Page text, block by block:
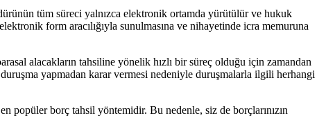
tüm süreci yalnızca elektronik ortamda yürütülür ve hukuk
form aracılığıyla sunulmasına ve nihayetinde icra memuruna
alacakların tahsiline yönelik hızlı bir süreç olduğu için zamandan
yapmadan karar vermesi nedeniyle duruşmalarla ilgili herhangi
popüler borç tahsil yöntemidir. Bu nedenle, siz de borçlarınızın